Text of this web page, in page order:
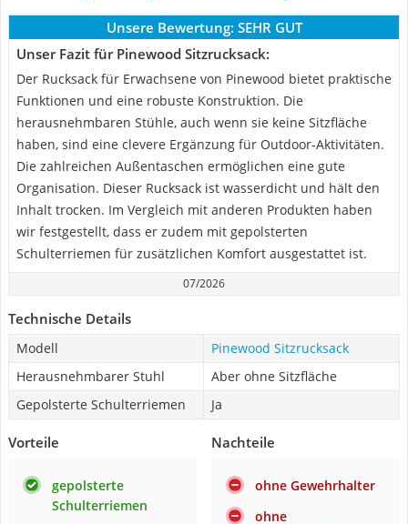
Unsere Bewertung: SEHR GUT
Unser Fazit für Pinewood Sitzrucksack:
Der Rucksack für Erwachsene von Pinewood bietet praktische
Funktionen und eine robuste Konstruktion. Die
herausnehmbaren Stühle, auch wenn sie keine Sitzfläche
haben, sind eine clevere Ergänzung für Outdoor-Aktivitäten.
Die zahlreichen Außentaschen ermöglichen eine gute
Organisation. Dieser Rucksack ist wasserdicht und hält den
Inhalt trocken. Im Vergleich mit anderen Produkten haben
wir festgestellt, dass er zudem mit gepolsterten
Schulterriemen für zusätzlichen Komfort ausgestattet ist.
07/2026
Technische Details
Modell
Pinewood Sitzrucksack
Herausnehmbarer Stuhl
Aber ohne Sitzfläche
Gepolsterte Schulterriemen
Ja
Vorteile
gepolsterte
Schulterriemen
Nachteile
ohne Gewehrhalter
ohne